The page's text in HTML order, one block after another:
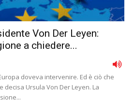
Von Der Leyen:
a chiedere...
doveva intervenire. Ed è ciò che
decisa Ursula Von Der Leyen. La